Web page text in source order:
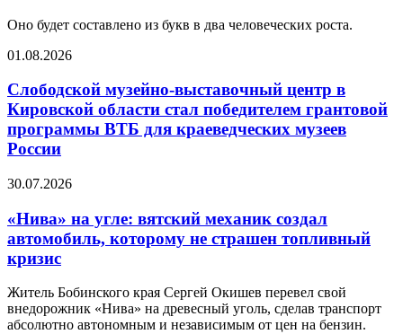
Оно будет составлено из букв в два человеческих роста.
01.08.2026
Слободской музейно-выставочный центр в
Кировской области стал победителем грантовой
программы ВТБ для краеведческих музеев
России
30.07.2026
«Нива» на угле: вятский механик создал
автомобиль, которому не страшен топливный
кризис
Житель Бобинского края Сергей Окишев перевел свой
внедорожник «Нива» на древесный уголь, сделав транспорт
абсолютно автономным и независимым от цен на бензин.